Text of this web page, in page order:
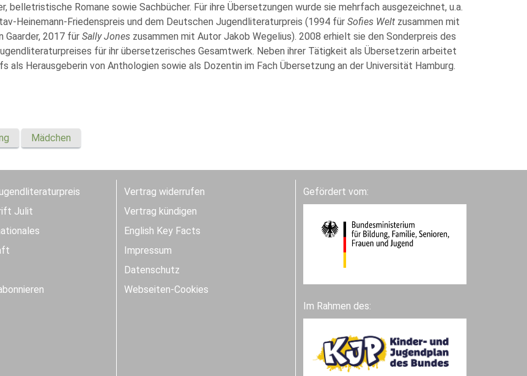
belletristische Romane sowie Sachbücher. Für ihre Übersetzungen wurde sie mehrfach ausgezeichnet, u.a.
Heinemann-Friedenspreis und dem Deutschen Jugendliteraturpreis (1994 für Sofies Weltzusammen mit
Gaarder, 2017 für Sally Joneszusammen mit Autor Jakob Wegelius). 2008 erhielt sie den Sonderpreis des
für ihr übersetzerisches Gesamtwerk. Neben ihrer Tätigkeit als Übersetzerin arbeitet
als Herausgeberin von Anthologien sowie als Dozentin im Fach Übersetzung an der Universität Hamburg.
Mädchen
Julit
Vertrag widerrufen
Vertrag kündigen
English Key Facts
Impressum
Datenschutz
Webseiten-Cookies
Gefördert vom:
Im Rahmen des: